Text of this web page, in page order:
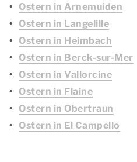
Ostern in Arnemuiden
Ostern in Langelille
Ostern in Heimbach
Ostern in Berck-sur-Mer
Ostern in Vallorcine
Ostern in Flaine
Ostern in Obertraun
Ostern in El Campello